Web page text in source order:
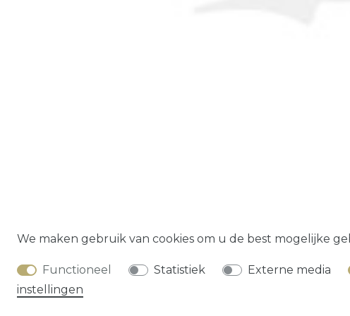
Herroepings­recht
We maken gebruik van cookies om u de best mogelijke
Functioneel Statistiek Externe media
instellingen